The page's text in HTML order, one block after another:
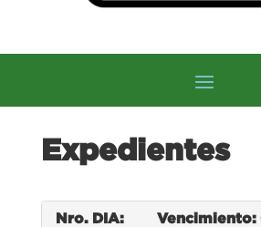
Expedientes
Nro. DIA: